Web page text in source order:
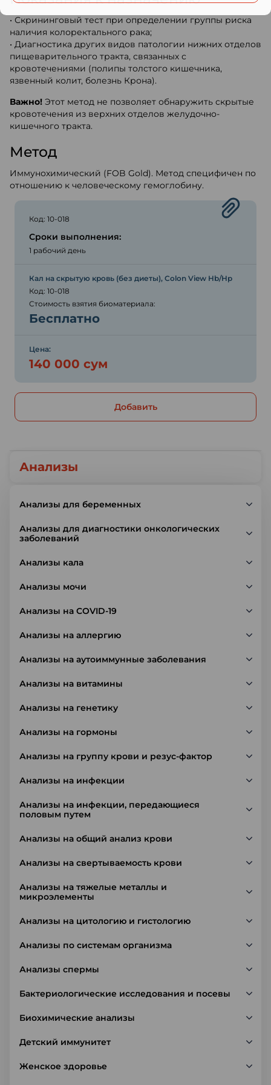
Анализы
Анализы для беременных
Анализы для диагностики онкологических
заболеваний
Анализы кала
Анализы мочи
Анализы на COVID-19
Анализы на аллергию
Анализы на аутоиммунные заболевания
Анализы на витамины
Анализы на генетику
Анализы на гормоны
Анализы на группу крови и резус-фактор
Анализы на инфекции
Анализы на инфекции, передающиеся
половым путем
Анализы на общий анализ крови
Анализы на свертываемость крови
Анализы на тяжелые металлы и
микроэлементы
Анализы на цитологию и гистологию
Анализы по системам организма
Анализы спермы
Бактериологические исследования и посевы
Биохимические анализы
Детский иммунитет
Женское здоровье
• Скрининговый тест при определении группы риска
наличия колоректального рака;
• Диагностика других видов патологии нижних отделов
пищеварительного тракта, связанных с
кровотечениями (полипы толстого кишечника,
язвенный колит, болезнь Крона).
Важно! Этот метод не позволяет обнаружить скрытые
кровотечения из верхних отделов желудочно-
кишечного тракта.
Метод
Иммунохимический (FOB Gold). Метод специфичен по
отношению к человеческому гемоглобину.
Код: 10-018
Сроки выполнения:
1 рабочий день
Кал на скрытую кровь (без диеты), Colon View Hb/Hp
Код: 10-018
Стоимость взятия биоматериала:
Бесплатно
Цена:
140 000 сум
Добавить